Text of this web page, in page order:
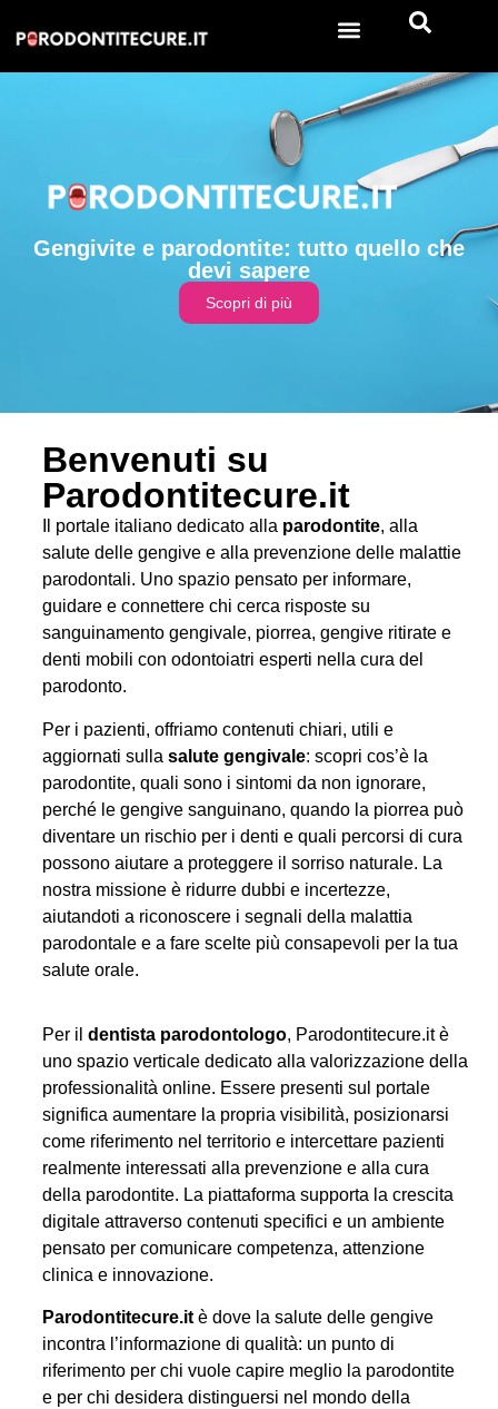
Gengivite e parodontite: tutto quello che
devi sapere
Scopri di più
Benvenuti su
Parodontitecure.it
Il portale italiano dedicato alla parodontite, alla
salute delle gengive e alla prevenzione delle malattie
parodontali. Uno spazio pensato per informare,
guidare e connettere chi cerca risposte su
sanguinamento gengivale, piorrea, gengive ritirate e
denti mobili con odontoiatri esperti nella cura del
parodonto.
Per i pazienti, offriamo contenuti chiari, utili e
aggiornati sullasalute gengivale: scopri cos’è la
parodontite, quali sono i sintomi da non ignorare,
perché le gengive sanguinano, quando la piorrea può
diventare un rischio per i denti e quali percorsi di cura
possono aiutare a proteggere il sorriso naturale. La
nostra missione è ridurre dubbi e incertezze,
aiutandoti a riconoscere i segnali della malattia
parodontale e a fare scelte più consapevoli per la tua
salute orale.
Per ildentista parodontologo, Parodontitecure.it è
uno spazio verticale dedicato alla valorizzazione della
professionalità online. Essere presenti sul portale
significa aumentare la propria visibilità, posizionarsi
come riferimento nel territorio e intercettare pazienti
realmente interessati alla prevenzione e alla cura
della parodontite. La piattaforma supporta la crescita
digitale attraverso contenuti specifici e un ambiente
pensato per comunicare competenza, attenzione
clinica e innovazione.
Parodontitecure.it è dove la salute delle gengive
incontra l’informazione di qualità: un punto di
riferimento per chi vuole capire meglio la parodontite
e per chi desidera distinguersi nel mondo della